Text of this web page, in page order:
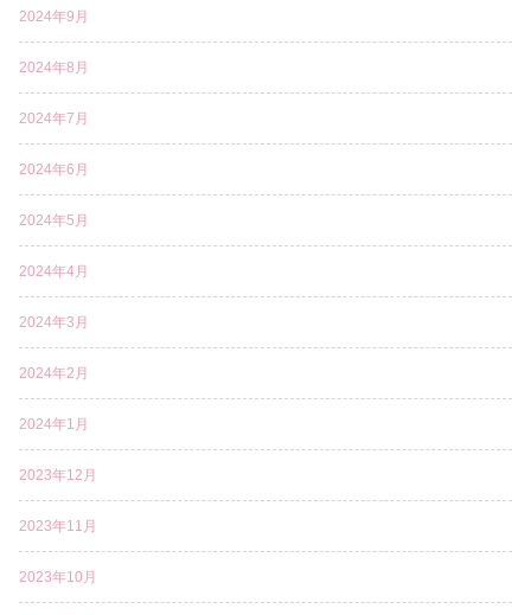
2024年9月
2024年8月
2024年7月
2024年6月
2024年5月
2024年4月
2024年3月
2024年2月
2024年1月
2023年12月
2023年11月
2023年10月